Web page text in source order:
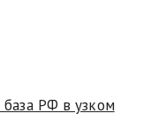
РФ в узком